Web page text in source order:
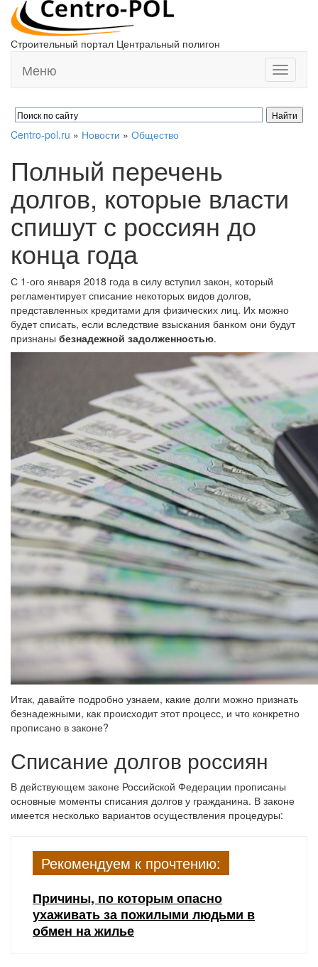
Строительный портал Центральный полигон
Toggle
Меню
Centro-pol.ru » Новости » Общество
Полный перечень
долгов, которые власти
спишут с россиян до
конца года
С 1-ого января 2018 года в силу вступил закон, который
регламентирует списание некоторых видов долгов,
представленных кредитами для физических лиц. Их можно
будет списать, если вследствие взыскания банком они будут
признаны безнадежной задолженностью.
Итак, давайте подробно узнаем, какие долги можно признать
безнадежными, как происходит этот процесс, и что конкретно
прописано в законе?
Списание долгов россиян
В действующем законе Российской Федерации прописаны
основные моменты списания долгов у гражданина. В законе
имеется несколько вариантов осуществления процедуры:
Рекомендуем к прочтению:
Причины, по которым опасно
ухаживать за пожилыми людьми в
обмен на жилье